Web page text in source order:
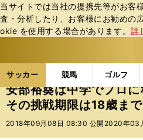
当サイトでは当社の提携先等がお客
査・分析したり、お客様にお勧めの
okie を使⽤する場合があります。詳
サッカー 競馬 ゴルフ
ス
ポ
ル
サッカーの記事一覧 Jリ
安部裕葵は中学でプロ
その挑戦期限は18歳ま
2018年09月08日 08:30 公開 2020年03